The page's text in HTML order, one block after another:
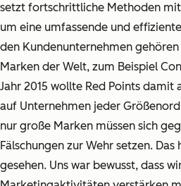
setzt fortschrittliche Methoden
um eine umfassende und
den Kundenunternehmen
Marken der Welt, zum Beispiel
Jahr 2015 wollte Red Points damit
auf Unternehmen jeder
nur große Marken müssen sich
Fälschungen zur Wehr setzen. Das
gesehen. Uns war bewusst, dass